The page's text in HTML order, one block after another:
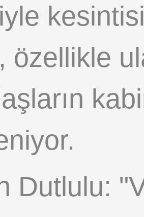
Dutlulu: